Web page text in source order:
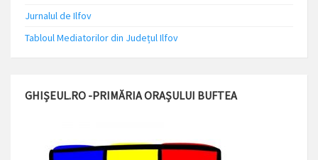
Jurnalul de Ilfov
Tabloul Mediatorilor din Județul Ilfov
GHIȘEUL.RO -PRIMĂRIA ORAȘULUI BUFTEA